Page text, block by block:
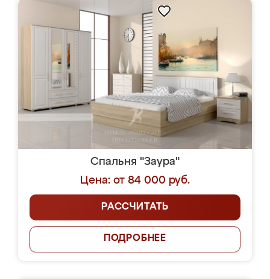
Спальня "Заура"
Цена: от 84 000 руб.
РАССЧИТАТЬ
ПОДРОБНЕЕ